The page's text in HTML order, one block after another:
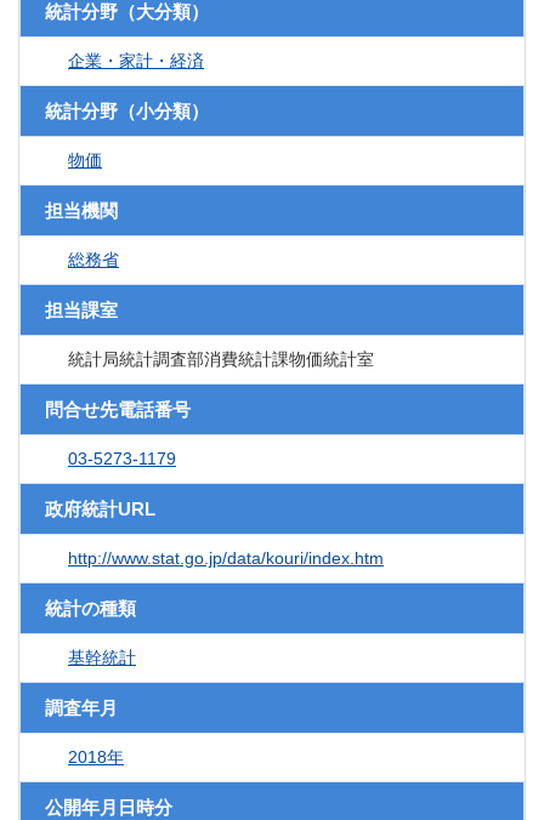
統計分野（大分類）
企業・家計・経済
統計分野（小分類）
物価
担当機関
総務省
担当課室
統計局統計調査部消費統計課物価統計室
問合せ先電話番号
03-5273-1179
政府統計URL
http://www.stat.go.jp/data/kouri/index.htm
統計の種類
基幹統計
調査年月
2018年
公開年月日時分